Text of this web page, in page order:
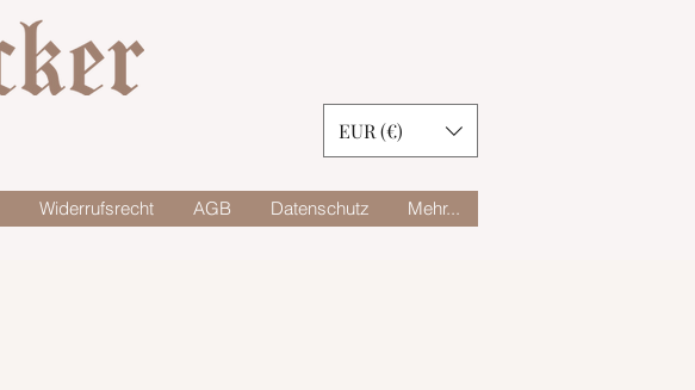
EUR (€)
Widerrufsrecht AGB Datenschutz Mehr...